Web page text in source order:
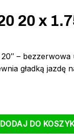
20 x
–
gładką jazdę
2.35 Hv 40mm
DODAJ DO